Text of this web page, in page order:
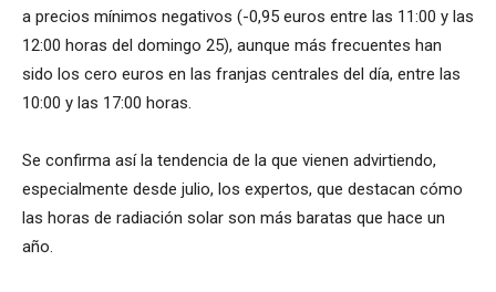
a precios mínimos negativos (-0,95 euros entre las 11:00 y las
12:00 horas del domingo 25), aunque más frecuentes han
sido los cero euros en las franjas centrales del día, entre las
10:00 y las 17:00 horas.
Se confirma así la tendencia de la que vienen advirtiendo,
especialmente desde julio, los expertos, que destacan cómo
las horas de radiación solar son más baratas que hace un
año.